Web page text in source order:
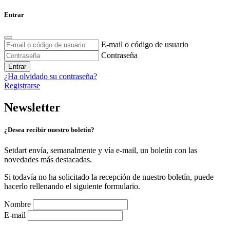
Entrar
E-mail o código de usuario
Contraseña
Entrar
¿Ha olvidado su contraseña?
Registrarse
Newsletter
¿Desea recibir nuestro boletín?
Setdart envía, semanalmente y vía e-mail, un boletín con las
novedades más destacadas.
Si todavía no ha solicitado la recepción de nuestro boletín, puede
hacerlo rellenando el siguiente formulario.
Nombre
E-mail